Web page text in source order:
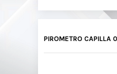
PIROMETRO